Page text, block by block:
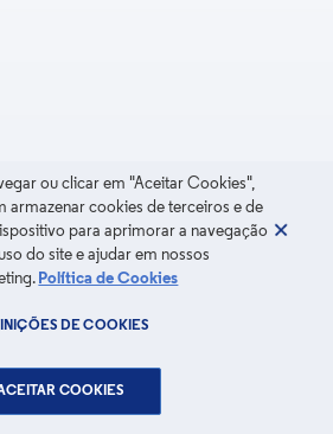
ou clicar em "Aceitar Cookies",
armazenar cookies de terceiros e de
para aprimorar a navegação
do site e ajudar em nossos
Política de Cookies
DE COOKIES
COOKIES